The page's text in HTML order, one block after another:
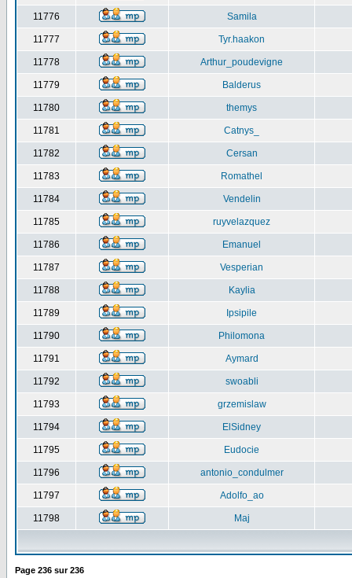
11776 Samila
11777 Tyr.haakon
11778 Arthur_poudevigne
11779 Balderus
11780 themys
11781 Catnys_
11782 Cersan
11783 Romathel
11784 Vendelin
11785 ruyvelazquez
11786 Emanuel
11787 Vesperian
11788 Kaylia
11789 Ipsipile
11790 Philomona
11791 Aymard
11792 swoabli
11793 grzemislaw
11794 ElSidney
11795 Eudocie
11796 antonio_condulmer
11797 Adolfo_ao
11798 Maj
Page 236 sur236